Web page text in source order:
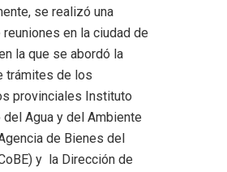
se realizó una
reuniones en la ciudad de
la que se abordó la
trámites de los
provinciales Instituto
del Agua y del Ambiente
de Bienes del
y la Dirección de